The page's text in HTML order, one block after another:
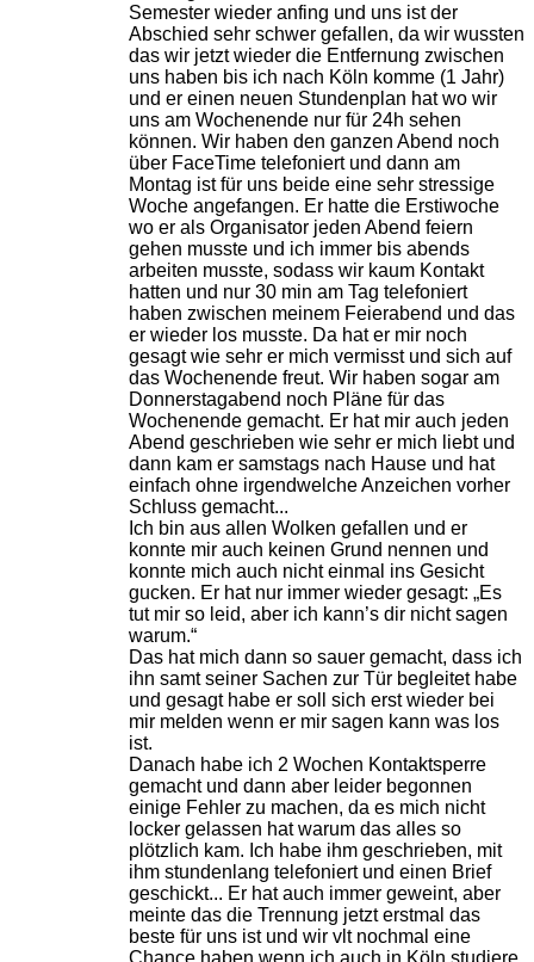
Semester wieder anfing und uns ist der
Abschied sehr schwer gefallen, da wir wussten
das wir jetzt wieder die Entfernung zwischen
uns haben bis ich nach Köln komme (1 Jahr)
und er einen neuen Stundenplan hat wo wir
uns am Wochenende nur für 24h sehen
können. Wir haben den ganzen Abend noch
über FaceTime telefoniert und dann am
Montag ist für uns beide eine sehr stressige
Woche angefangen. Er hatte die Erstiwoche
wo er als Organisator jeden Abend feiern
gehen musste und ich immer bis abends
arbeiten musste, sodass wir kaum Kontakt
hatten und nur 30 min am Tag telefoniert
haben zwischen meinem Feierabend und das
er wieder los musste. Da hat er mir noch
gesagt wie sehr er mich vermisst und sich auf
das Wochenende freut. Wir haben sogar am
Donnerstagabend noch Pläne für das
Wochenende gemacht. Er hat mir auch jeden
Abend geschrieben wie sehr er mich liebt und
dann kam er samstags nach Hause und hat
einfach ohne irgendwelche Anzeichen vorher
Schluss gemacht...
Ich bin aus allen Wolken gefallen und er
konnte mir auch keinen Grund nennen und
konnte mich auch nicht einmal ins Gesicht
gucken. Er hat nur immer wieder gesagt: „Es
tut mir so leid, aber ich kann’s dir nicht sagen
warum.“
Das hat mich dann so sauer gemacht, dass ich
ihn samt seiner Sachen zur Tür begleitet habe
und gesagt habe er soll sich erst wieder bei
mir melden wenn er mir sagen kann was los
ist.
Danach habe ich 2 Wochen Kontaktsperre
gemacht und dann aber leider begonnen
einige Fehler zu machen, da es mich nicht
locker gelassen hat warum das alles so
plötzlich kam. Ich habe ihm geschrieben, mit
ihm stundenlang telefoniert und einen Brief
geschickt... Er hat auch immer geweint, aber
meinte das die Trennung jetzt erstmal das
beste für uns ist und wir vlt nochmal eine